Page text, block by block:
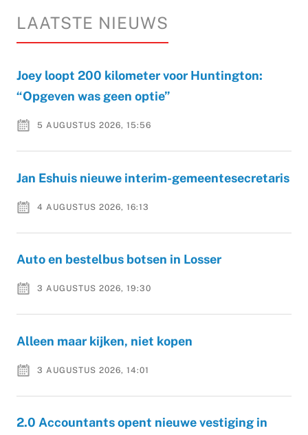
LAATSTE NIEUWS
Joey loopt 200 kilometer voor Huntington:
“Opgeven was geen optie”
5 AUGUSTUS 2026, 15:56
Jan Eshuis nieuwe interim-gemeentesecretaris
4 AUGUSTUS 2026, 16:13
Auto en bestelbus botsen in Losser
3 AUGUSTUS 2026, 19:30
Alleen maar kijken, niet kopen
3 AUGUSTUS 2026, 14:01
2.0 Accountants opent nieuwe vestiging in